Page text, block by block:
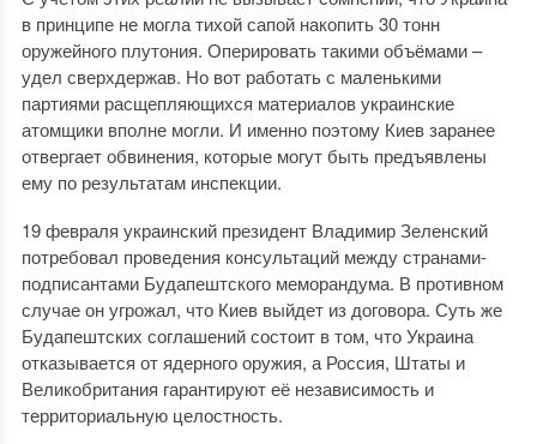
в принципе не могла тихой сапой накопить 30 тонн
оружейного плутония. Оперировать такими объёмами –
удел сверхдержав. Но вот работать с маленькими
партиями расщепляющихся материалов украинские
атомщики вполне могли. И именно поэтому Киев заранее
отвергает обвинения, которые могут быть предъявлены
ему по результатам инспекции.
19 февраля украинский президент Владимир Зеленский
потребовал проведения консультаций между странами-
подписантами Будапештского меморандума. В противном
случае он угрожал, что Киев выйдет из договора. Суть же
Будапештских соглашений состоит в том, что Украина
отказывается от ядерного оружия, а Россия, Штаты и
Великобритания гарантируют её независимость и
территориальную целостность.